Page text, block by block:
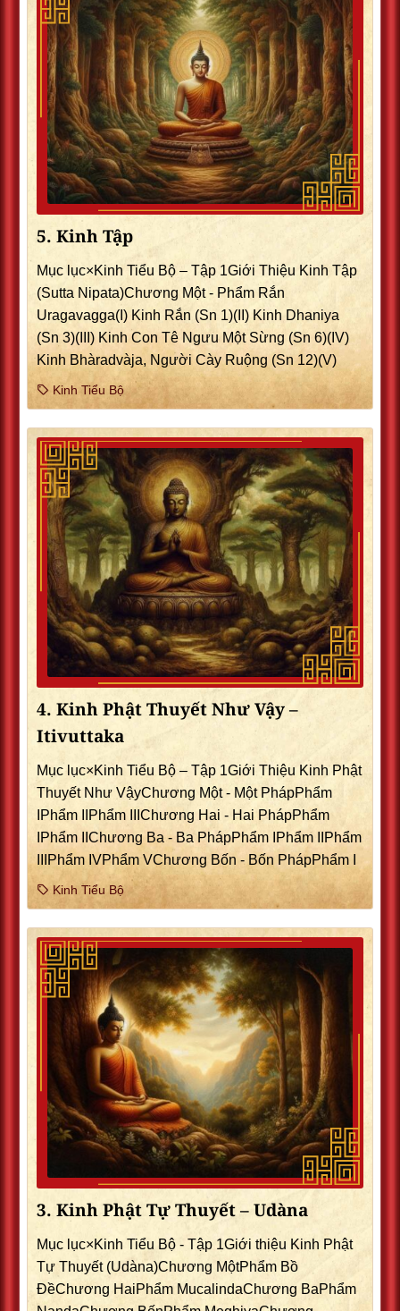
5. Kinh Tập
Mục lục×Kinh Tiểu Bộ – Tập 1Giới Thiệu Kinh Tập
(Sutta Nipata)Chương Một - Phẩm Rắn
Uragavagga(I) Kinh Rắn (Sn 1)(II) Kinh Dhaniya
(Sn 3)(III) Kinh Con Tê Ngưu Một Sừng (Sn 6)(IV)
Kinh Bhàradvàja, Người Cày Ruộng (Sn 12)(V)
Kinh Tiểu Bộ
4. Kinh Phật Thuyết Như Vậy –
Itivuttaka
Mục lục×Kinh Tiểu Bộ – Tập 1Giới Thiệu Kinh Phật
Thuyết Như VậyChương Một - Một PhápPhẩm
IPhẩm IIPhẩm IIIChương Hai - Hai PhápPhẩm
IPhẩm IIChương Ba - Ba PhápPhẩm IPhẩm IIPhẩm
IIIPhẩm IVPhẩm VChương Bốn - Bốn PhápPhẩm I
Kinh Tiểu Bộ
3. Kinh Phật Tự Thuyết – Udàna
Mục lục×Kinh Tiểu Bộ - Tập 1Giới thiệu Kinh Phật
Tự Thuyết (Udàna)Chương MộtPhẩm Bồ
ÐềChương HaiPhẩm MucalindaChương BaPhẩm